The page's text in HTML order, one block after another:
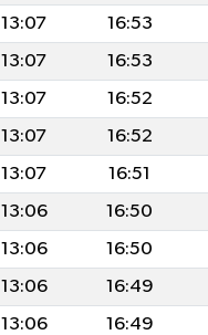
13:07 16:53
13:07 16:53
13:07 16:52
13:07 16:52
13:07 16:51
13:06 16:50
13:06 16:50
13:06 16:49
13:06 16:49